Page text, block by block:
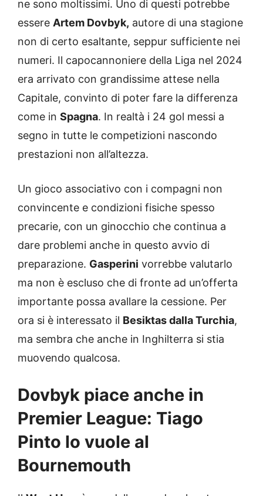
ne sono moltissimi. Uno di questi potrebbe
essere Artem Dovbyk, autore di una stagione
non di certo esaltante, seppur sufficiente nei
numeri. Il capocannoniere della Liga nel 2024
era arrivato con grandissime attese nella
Capitale, convinto di poter fare la differenza
come in Spagna. In realtà i 24 gol messi a
segno in tutte le competizioni nascondo
prestazioni non all’altezza.
Un gioco associativo con i compagni non
convincente e condizioni fisiche spesso
precarie, con un ginocchio che continua a
dare problemi anche in questo avvio di
preparazione. Gasperini vorrebbe valutarlo
ma non è escluso che di fronte ad un’offerta
importante possa avallare la cessione. Per
ora si è interessato il Besiktas dalla Turchia,
ma sembra che anche in Inghilterra si stia
muovendo qualcosa.
Dovbyk piace anche in
Premier League: Tiago
Pinto lo vuole al
Bournemouth